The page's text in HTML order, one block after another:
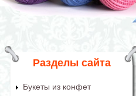
Разделы сайта
Букеты из конфет